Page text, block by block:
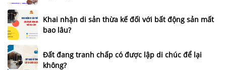
Khai nhận di sản thừa kế đối với bất động sản mất
bao lâu?
Đất đang tranh chấp có được lập di chúc để lại
không?